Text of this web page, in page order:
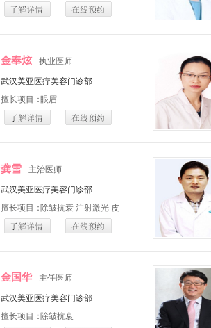
金奉炫 执业医师
武汉美亚医疗美容门诊部
擅长项目：眼眉
龚雪
主治医师
武汉美亚医疗美容门诊部
擅长项目：除皱抗衰 注射激光 皮
肤改善 激光脱毛
金国华
主任医师
武汉美亚医疗美容门诊部
擅长项目：除皱抗衰